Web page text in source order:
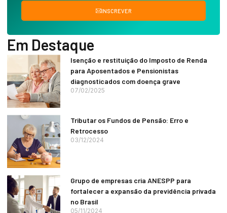
INSCREVER
Em Destaque
Isenção e restituição do Imposto de Renda
para Aposentados e Pensionistas
diagnosticados com doença grave
07/02/2025
Tributar os Fundos de Pensão: Erro e
Retrocesso
03/12/2024
Grupo de empresas cria ANESPP para
fortalecer a expansão da previdência privada
no Brasil
05/11/2024